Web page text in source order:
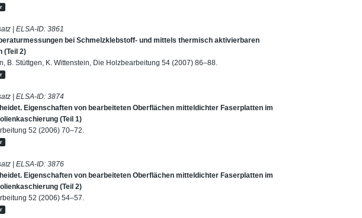
| ELSA-ID:3861
bei Schmelzklebstoff- und mittels thermisch aktivierbaren
(Teil 2)
B. Stüttgen, K. Wittenstein, Die Holzbearbeitung 54 (2007) 86–88.
| ELSA-ID:3874
Eigenschaften von bearbeiteten Oberflächen mitteldichter Faserplatten im
(Teil 1)
52 (2006) 70–72.
| ELSA-ID:3876
Eigenschaften von bearbeiteten Oberflächen mitteldichter Faserplatten im
(Teil 2)
52 (2006) 54–57.